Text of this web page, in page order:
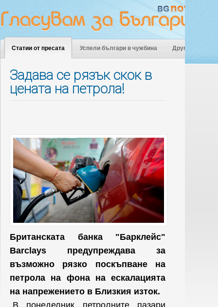
Статии от пресата Успели българи в чужбина Други
Задава се рязък скок в
цената на петрола!
Британската банка "Барклейс"
Barclays предупреждава за
възможно рязко поскъпване на
петрола на фона на ескалацията
на напрежението в Близкия изток.
„В понеделник петролните пазари